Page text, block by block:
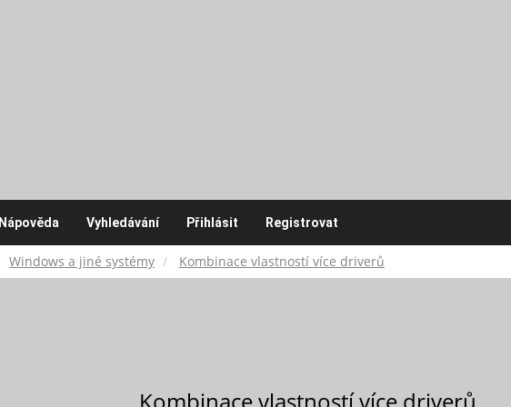
Nápověda Vyhledávání Přihlásit Registrovat
Windows a jiné systémy Kombinace vlastností více driverů